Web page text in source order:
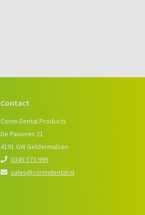
Contact
Corim Dental Products
De Panoven 21
4191 GW Geldermalsen
0345 573 999
sales@corimdental.nl